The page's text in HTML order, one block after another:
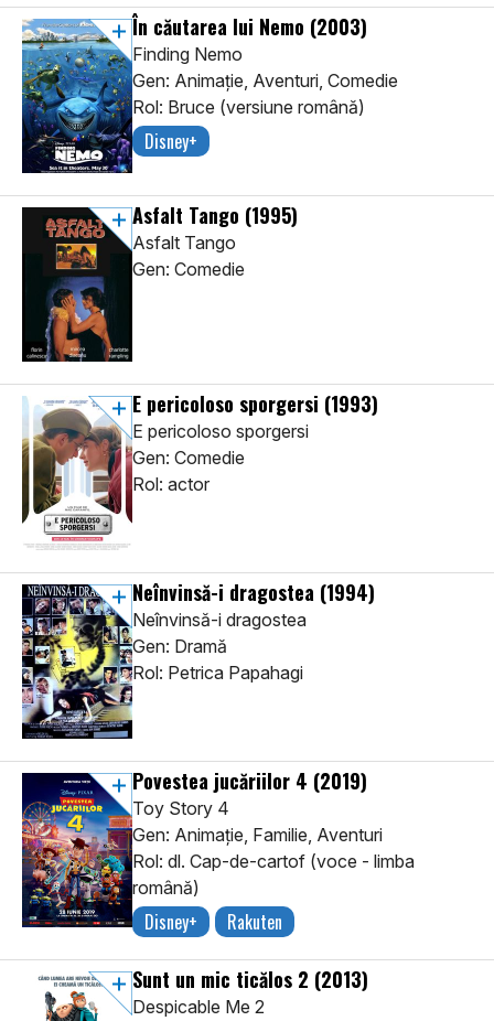
În căutarea lui Nemo (2003)
Finding Nemo
Gen: Animaţie, Aventuri, Comedie
Rol: Bruce (versiune română)
Disney+
Asfalt Tango (1995)
Asfalt Tango
Gen: Comedie
E pericoloso sporgersi (1993)
E pericoloso sporgersi
Gen: Comedie
Rol: actor
Neînvinsă-i dragostea (1994)
Neînvinsă-i dragostea
Gen: Dramă
Rol: Petrica Papahagi
Povestea jucăriilor 4 (2019)
Toy Story 4
Gen: Animaţie, Familie, Aventuri
Rol: dl. Cap-de-cartof (voce - limba
română)
Disney+ Rakuten
Sunt un mic ticălos 2 (2013)
Despicable Me 2